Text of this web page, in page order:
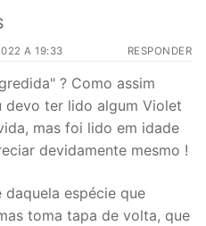
A 19:33 RESPONDER
? Como assim
devo ter lido algum Violet
mas foi lido em idade
devidamente mesmo !
daquela espécie que
toma tapa de volta, que